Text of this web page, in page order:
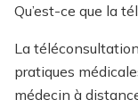
Qu’est-ce que la
La
pratiques
médecin à